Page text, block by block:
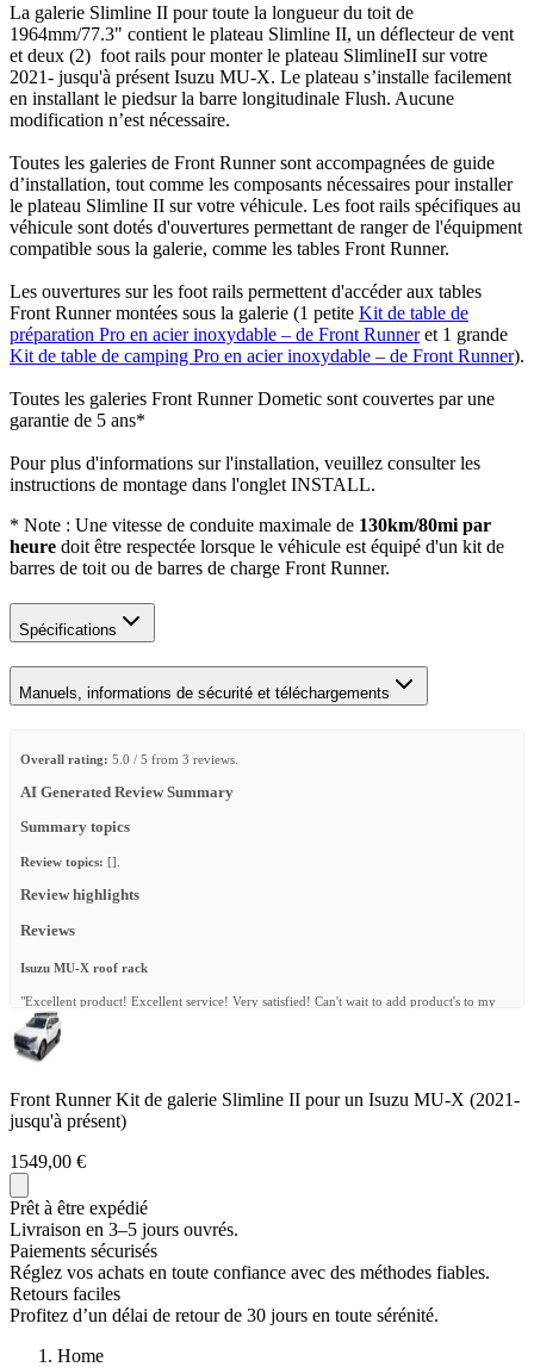
La galerie Slimline II pour toute la longueur du toit de
1964mm/77.3" contient le plateau Slimline II, un déflecteur de vent
et deux (2) foot rails pour monter le plateau SlimlineII sur votre
2021- jusqu'à présent Isuzu MU-X. Le plateau s’installe facilement
en installant le piedsur la barre longitudinale Flush. Aucune
modification n’est nécessaire.
Toutes les galeries de Front Runner sont accompagnées de guide
d’installation, tout comme les composants nécessaires pour installer
le plateau Slimline II sur votre véhicule. Les foot rails spécifiques au
véhicule sont dotés d'ouvertures permettant de ranger de l'équipment
compatible sous la galerie, comme les tables Front Runner.
Les ouvertures sur les foot rails permettent d'accéder aux tables
Front Runner montées sous la galerie (1 petite Kit de table de
préparation Pro en acier inoxydable – de Front Runneret 1 grande
Kit de table de camping Pro en acier inoxydable – de Front Runner).
Toutes les galeries Front Runner Dometic sont couvertes par une
garantie de 5 ans*
Pour plus d'informations sur l'installation, veuillez consulter les
instructions de montage dans l'onglet INSTALL.
* Note : Une vitesse de conduite maximale de 130km/80mi par
heure doit être respectée lorsque le véhicule est équipé d'un kit de
barres de toit ou de barres de charge Front Runner.
Spécifications
Manuels, informations de sécurité et téléchargements
Overall rating: 5.0 / 5 from 3 reviews.
AI Generated Review Summary
Summary topics
Review topics: [].
Review highlights
Reviews
Isuzu MU-X roof rack
"Excellent product! Excellent service! Very satisfied! Can't wait to add product's to my
rack!"
—Andre w.
"What a pleasure it is to deal with front runner, the Kit arrived after 3 days and was a
wonderful DIY experience to assemble and fit. Fantastic products."
—Ian J.( 5/5
Rails, rack & quick release brackets
"Such excellent products and easy diy kits. Surely worth it."
—Frans N.(5/5)
Q&A
Front Runner Kit de galerie Slimline II pour un Isuzu MU-X (2021-
jusqu'à présent)
1549,00 €
Prêt à être expédié
Livraison en 3–5 jours ouvrés.
Paiements sécurisés
Réglez vos achats en toute confiance avec des méthodes fiables.
Retours faciles
Profitez d’un délai de retour de 30 jours en toute sérénité.
Home